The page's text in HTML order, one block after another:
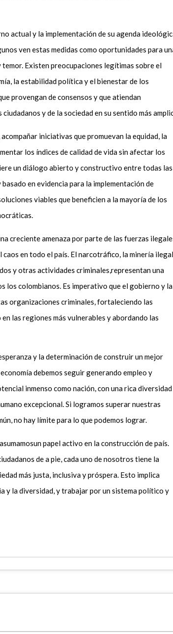
actual y la implementación de su agenda
ven estas medidas como oportunidades para
Existen preocupaciones legítimas sobre el
la estabilidad política y el bienestar de los
provengan de consensos y que atiendan
y de la sociedad en su sentido más
iniciativas que promuevan la equidad, la
los índices de calidad de vida sin afectar los
un diálogo abierto y constructivo entre todas las
en evidencia para la implementación de
viables que beneficien a la mayoría de los
creciente amenaza por parte de las fuerzas
en todo el país. El narcotráfico, la minería
y otras actividades criminales,representan una
los colombianos. Es imperativo que el gobierno y la
organizaciones criminales, fortaleciendo las
las regiones más vulnerables y abordando las
y la determinación de construir un mejor
debemos seguir generando empleo y
inmenso como nación, con una rica diversidad
excepcional. Si logramos superar nuestras
no hay límite para lo que podemos lograr.
papel activo en la construcción de país.
de a pie, cada uno de nosotros tiene la
más justa, inclusiva y próspera. Esto implica
y la diversidad, y trabajar por un sistema político y